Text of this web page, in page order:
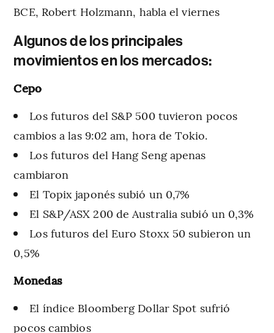
BCE, Robert Holzmann, habla el viernes
Algunos de los principales
movimientos en los mercados:
Cepo
Los futuros del S&P 500 tuvieron pocos
cambios a las 9:02 am, hora de Tokio.
Los futuros del Hang Seng apenas
cambiaron
El Topix japonés subió un 0,7%
El S&P/ASX 200 de Australia subió un 0,3%
Los futuros del Euro Stoxx 50 subieron un
0,5%
Monedas
El índice Bloomberg Dollar Spot sufrió
pocos cambios